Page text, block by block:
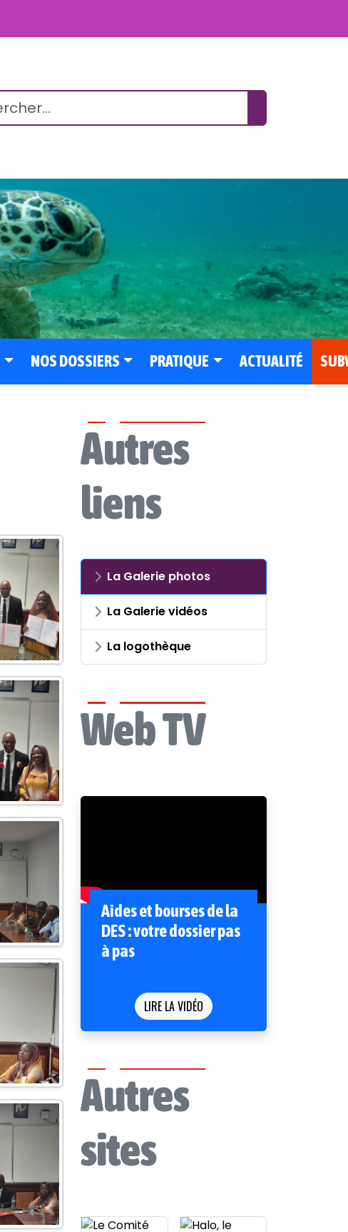
NOS DOSSIERS PRATIQUE ACTUALITÉ
Autres
liens
La Galerie photos
La Galerie vidéos
La logothèque
Web TV
Aides et bourses de la
DES : votre dossier pas
à pas
LIRE LA VIDÉO
Autres
sites